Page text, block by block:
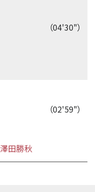
（04'30"）
（02'59"）
澤田勝秋